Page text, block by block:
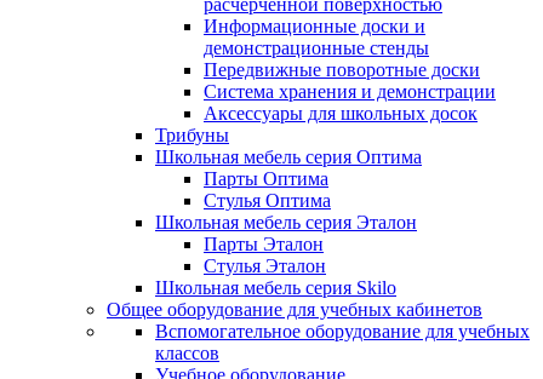
расчерченной поверхностью
Информационные доски и
демонстрационные стенды
Передвижные поворотные доски
Система хранения и демонстрации
Аксессуары для школьных досок
Трибуны
Школьная мебель серия Оптима
Парты Оптима
Стулья Оптима
Школьная мебель серия Эталон
Парты Эталон
Стулья Эталон
Школьная мебель серия Skilo
Общее оборудование для учебных кабинетов
Вспомогательное оборудование для учебных
классов